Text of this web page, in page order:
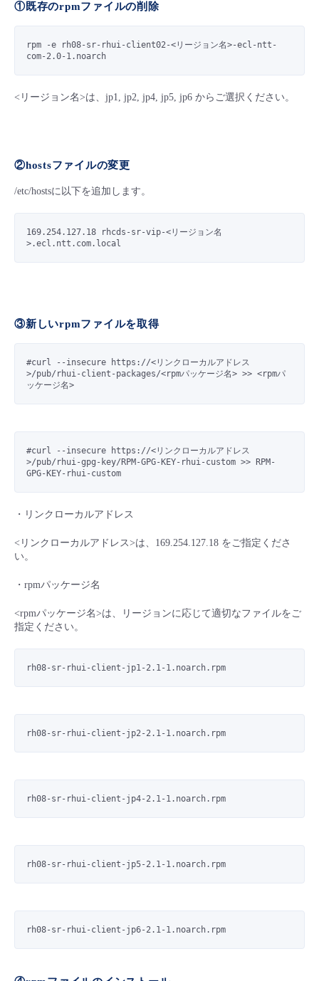
①既存のrpmファイルの削除
rpm -e rh08-sr-rhui-client02-<リージョン名>-ecl-ntt-
com-2.0-1.noarch
<リージョン名>は、jp1, jp2, jp4, jp5, jp6 からご選択ください。
②hostsファイルの変更
/etc/hostsに以下を追加します。
169.254.127.18 rhcds-sr-vip-<リージョン名
>.ecl.ntt.com.local
③新しいrpmファイルを取得
#curl --insecure https://<リンクローカルアドレス
>/pub/rhui-client-packages/<rpmパッケージ名> >> <rpmパ
ッケージ名>
#curl --insecure https://<リンクローカルアドレス
>/pub/rhui-gpg-key/RPM-GPG-KEY-rhui-custom >> RPM-
GPG-KEY-rhui-custom
・リンクローカルアドレス
<リンクローカルアドレス>は、169.254.127.18 をご指定くださ
い。
・rpmパッケージ名
<rpmパッケージ名>は、リージョンに応じて適切なファイルをご
指定ください。
rh08-sr-rhui-client-jp1-2.1-1.noarch.rpm
rh08-sr-rhui-client-jp2-2.1-1.noarch.rpm
rh08-sr-rhui-client-jp4-2.1-1.noarch.rpm
rh08-sr-rhui-client-jp5-2.1-1.noarch.rpm
rh08-sr-rhui-client-jp6-2.1-1.noarch.rpm